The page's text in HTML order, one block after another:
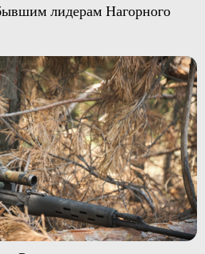
лидерам Нагорного